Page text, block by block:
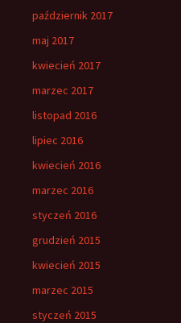
październik 2017
maj 2017
kwiecień 2017
marzec 2017
listopad 2016
lipiec 2016
kwiecień 2016
marzec 2016
styczeń 2016
grudzień 2015
kwiecień 2015
marzec 2015
styczeń 2015